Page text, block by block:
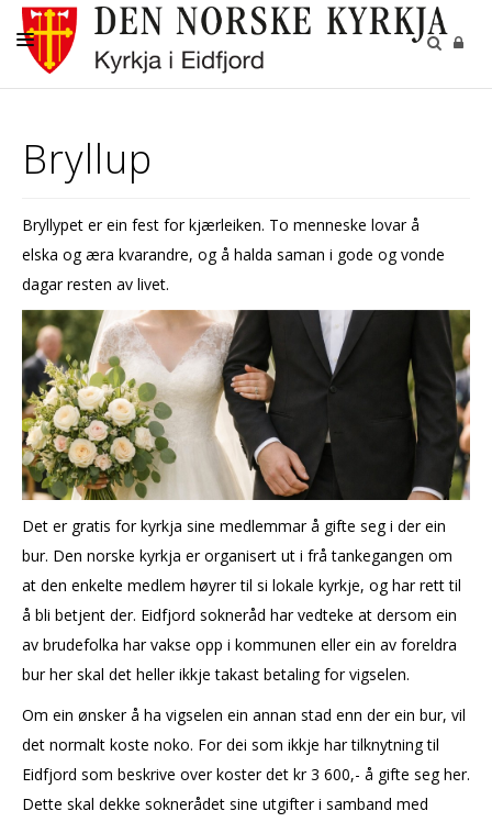
DÅP
BRYLLUP
GRAVFERD
GRAVPLASSANE
KYRKJEBLADET
Bryllup
Bryllypet er ein fest for kjærleiken. To menneske lovar å
elska og æra kvarandre, og å halda saman i gode og vonde
dagar resten av livet.
Det er gratis for kyrkja sine medlemmar å gifte seg i der ein
bur. Den norske kyrkja er organisert ut i frå tankegangen om
at den enkelte medlem høyrer til si lokale kyrkje, og har rett til
å bli betjent der. Eidfjord sokneråd har vedteke at dersom ein
av brudefolka har vakse opp i kommunen eller ein av foreldra
bur her skal det heller ikkje takast betaling for vigselen.
Om ein ønsker å ha vigselen ein annan stad enn der ein bur, vil
det normalt koste noko. For dei som ikkje har tilknytning til
Eidfjord som beskrive over koster det kr 3 600,- å gifte seg her.
Dette skal dekke soknerådet sine utgifter i samband med